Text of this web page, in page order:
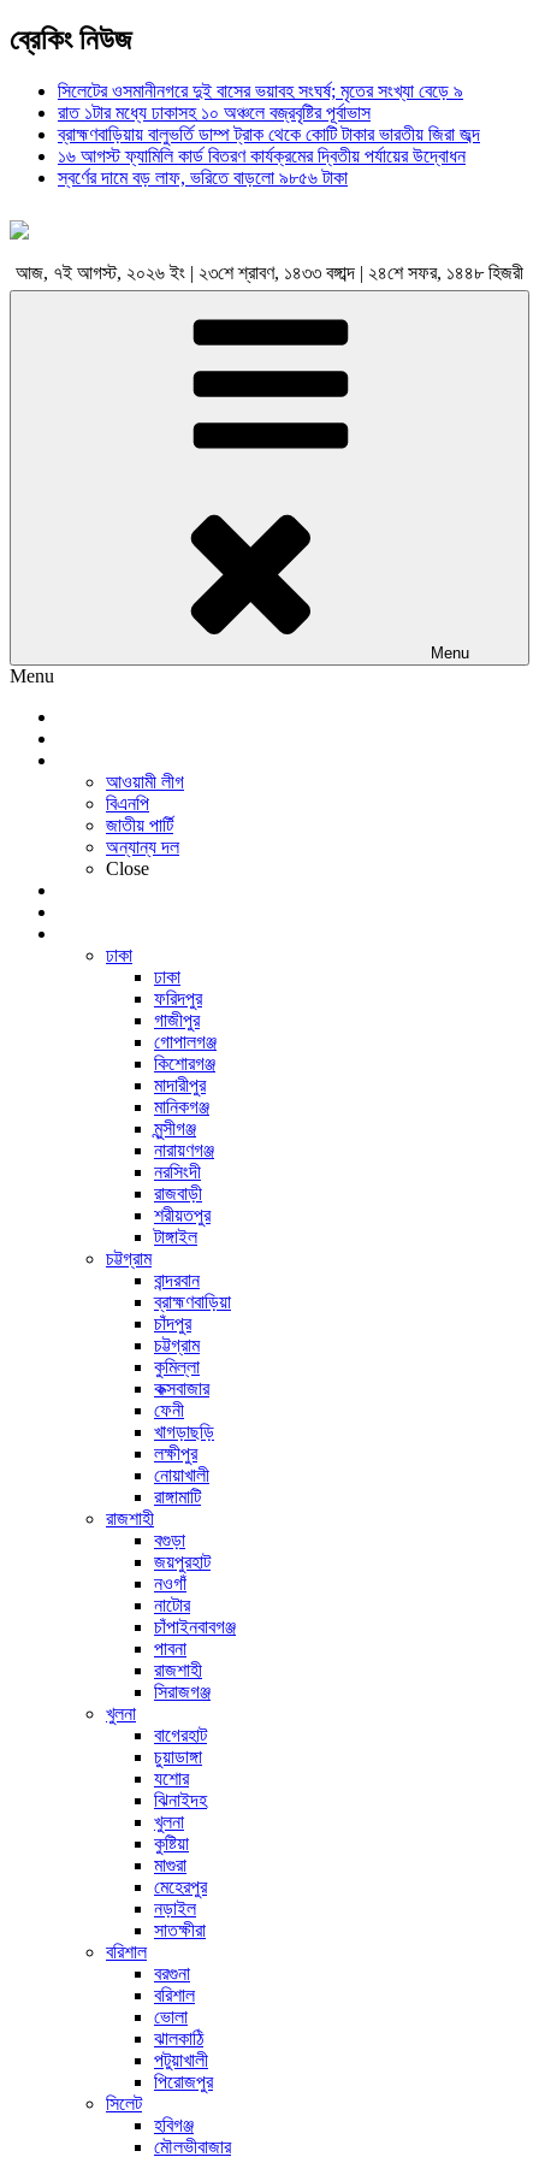
ব্রেকিং নিউজ
সিলেটের ওসমানীনগরে দুই বাসের ভয়াবহ সংঘর্ষ; মৃতের সংখ্যা বেড়ে ৯
রাত ১টার মধ্যে ঢাকাসহ ১০ অঞ্চলে বজ্রবৃষ্টির পূর্বাভাস
ব্রাহ্মণবাড়িয়ায় বালুভর্তি ডাম্প ট্রাক থেকে কোটি টাকার ভারতীয় জিরা জব্দ
১৬ আগস্ট ফ্যামিলি কার্ড বিতরণ কার্যক্রমের দ্বিতীয় পর্যায়ের উদ্বোধন
স্বর্ণের দামে বড় লাফ, ভরিতে বাড়লো ৯৮৫৬ টাকা
আজ, ৭ই আগস্ট, ২০২৬ ইং | ২৩শে শ্রাবণ, ১৪৩৩ বঙ্গাব্দ | ২৪শে সফর, ১৪৪৮ হিজরী
Menu
Menu
আওয়ামী লীগ
বিএনপি
জাতীয় পার্টি
অন্যান্য দল
Close
ঢাকা
ঢাকা
ফরিদপুর
গাজীপুর
গোপালগঞ্জ
কিশোরগঞ্জ
মাদারীপুর
মানিকগঞ্জ
মুন্সীগঞ্জ
নারায়ণগঞ্জ
নরসিংদী
রাজবাড়ী
শরীয়তপুর
টাঙ্গাইল
চট্টগ্রাম
বান্দরবান
ব্রাহ্মণবাড়িয়া
চাঁদপুর
চট্টগ্রাম
কুমিল্লা
কক্সবাজার
ফেনী
খাগড়াছড়ি
লক্ষীপুর
নোয়াখালী
রাঙ্গামাটি
রাজশাহী
বগুড়া
জয়পুরহাট
নওগাঁ
নাটোর
চাঁপাইনবাবগঞ্জ
পাবনা
রাজশাহী
সিরাজগঞ্জ
খুলনা
বাগেরহাট
চুয়াডাঙ্গা
যশোর
ঝিনাইদহ
খুলনা
কুষ্টিয়া
মাগুরা
মেহেরপুর
নড়াইল
সাতক্ষীরা
বরিশাল
বরগুনা
বরিশাল
ভোলা
ঝালকাঠি
পটুয়াখালী
পিরোজপুর
সিলেট
হবিগঞ্জ
মৌলভীবাজার